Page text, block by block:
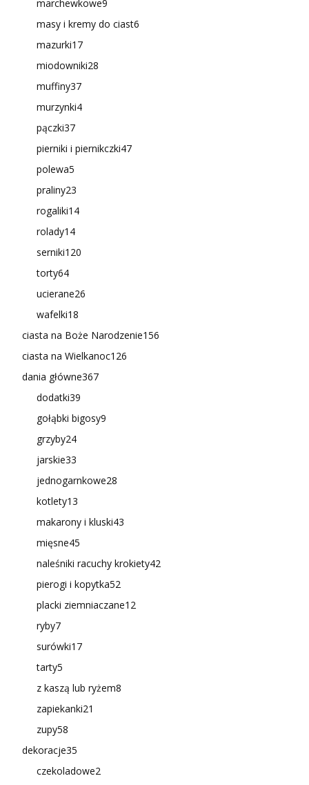
marchewkowe9
masy i kremy do ciast6
mazurki17
miodowniki28
muffiny37
murzynki4
pączki37
pierniki i piernikczki47
polewa5
praliny23
rogaliki14
rolady14
serniki120
torty64
ucierane26
wafelki18
ciasta na Boże Narodzenie156
ciasta na Wielkanoc126
dania główne367
dodatki39
gołąbki bigosy9
grzyby24
jarskie33
jednogarnkowe28
kotlety13
makarony i kluski43
mięsne45
naleśniki racuchy krokiety42
pierogi i kopytka52
placki ziemniaczane12
ryby7
surówki17
tarty5
z kaszą lub ryżem8
zapiekanki21
zupy58
dekoracje35
czekoladowe2